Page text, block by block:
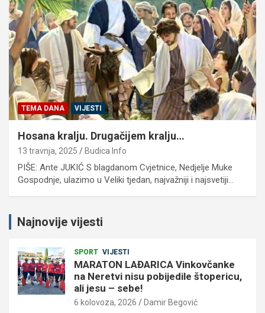
TEMA DANA VIJESTI
Hosana kralju. Drugačijem kralju…
13 travnja, 2025 Budica Info
PIŠE: Ante JUKIĆ S blagdanom Cvjetnice, Nedjelje Muke
Gospodnje, ulazimo u Veliki tjedan, najvažniji i najsvetiji…
Najnovije vijesti
SPORT VIJESTI
MARATON LAĐARICA Vinkovčanke
na Neretvi nisu pobijedile štopericu,
ali jesu – sebe!
6 kolovoza, 2026 Damir Begović